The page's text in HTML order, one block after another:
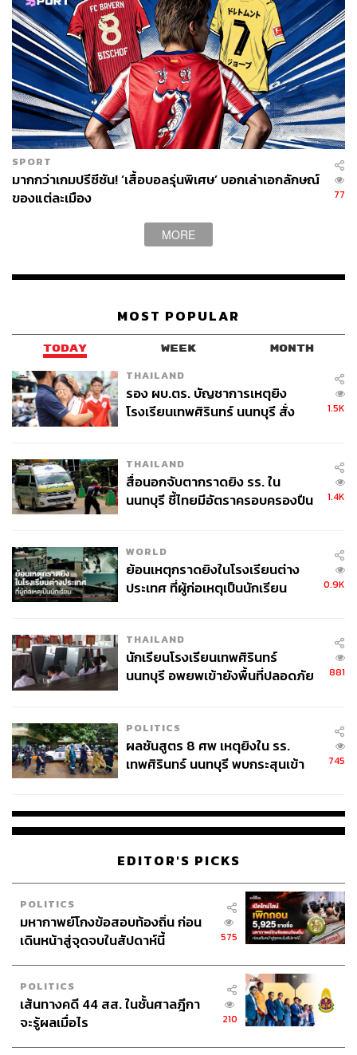
SPORT
มากกว่าเกมปรีซีซัน! ‘เสื้อบอลรุ่นพิเศษ’ บอกเล่าเอกลักษณ์
ของแต่ละเมือง
77
MORE
MOST POPULAR
TODAY WEEK MONTH
THAILAND
รอง ผบ.ตร. บัญชาการเหตุยิง
โรงเรียนเทพศิรินทร์ นนทบุรี สั่ง
1.5K
THAILAND
สื่อนอกจับตากราดยิง รร. ใน
นนทบุรี ชี้ไทยมีอัตราครอบครองปืน
1.4K
WORLD
ย้อนเหตุกราดยิงในโรงเรียนต่าง
ประเทศ ที่ผู้ก่อเหตุเป็นนักเรียน
0.9K
THAILAND
นักเรียนโรงเรียนเทพศิรินทร์
นนทบุรี อพยพเข้ายังพื้นที่ปลอดภัย
881
POLITICS
ผลชันสูตร 8 ศพ เหตุยิงใน รร.
เทพศิรินทร์ นนทบุรี พบกระสุนเข้า
745
EDITOR'S PICKS
POLITICS
มหากาพย์โกงข้อสอบท้องถิ่น ก่อน
เดินหน้าสู่จุดจบในสัปดาห์นี้
575
POLITICS
เส้นทางคดี 44 สส. ในชั้นศาลฎีกา
จะรู้ผลเมื่อไร
210